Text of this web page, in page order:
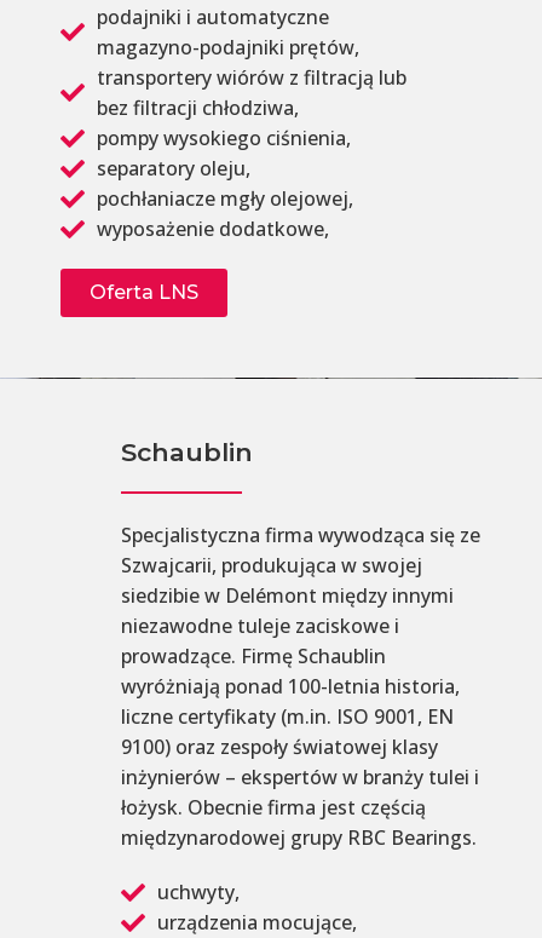
podajniki i automatyczne
magazyno-podajniki prętów,
transportery wiórów z filtracją lub
bez filtracji chłodziwa,
pompy wysokiego ciśnienia,
separatory oleju,
pochłaniacze mgły olejowej,
wyposażenie dodatkowe,
Oferta LNS
Schaublin
Specjalistyczna firma wywodząca się ze
Szwajcarii, produkująca w swojej
siedzibie w Delémont między innymi
niezawodne tuleje zaciskowe i
prowadzące. Firmę Schaublin
wyróżniają ponad 100-letnia historia,
liczne certyfikaty (m.in. ISO 9001, EN
9100) oraz zespoły światowej klasy
inżynierów – ekspertów w branży tulei i
łożysk. Obecnie firma jest częścią
międzynarodowej grupy RBC Bearings.
uchwyty,
urządzenia mocujące,